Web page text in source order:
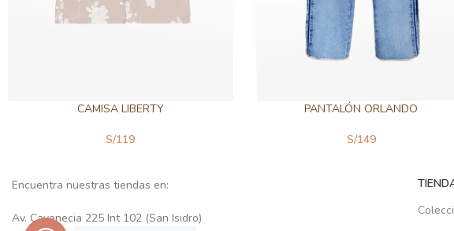
CAMISA LIBERTY
S/119
PANTALÓN ORLANDO
S/149
Encuentra nuestras tiendas en:
Av. Cavenecia 225 Int 102 (San Isidro)